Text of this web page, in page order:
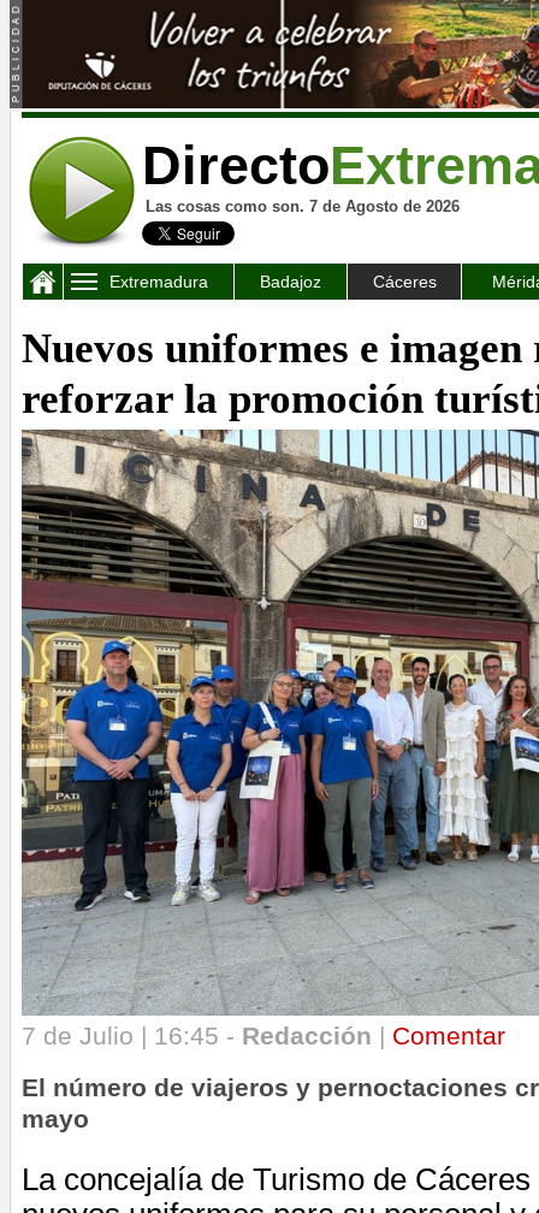
Directo
Las cosas como son. 7 de Agosto de 2026
Extremadura Badajoz Cáceres
Nuevos uniformes e
reforzar la promoción
7 de Julio | 16:45 - Redacción | Comentar
El número de viajeros y pernoctaciones
mayo
La concejalía de Turismo de